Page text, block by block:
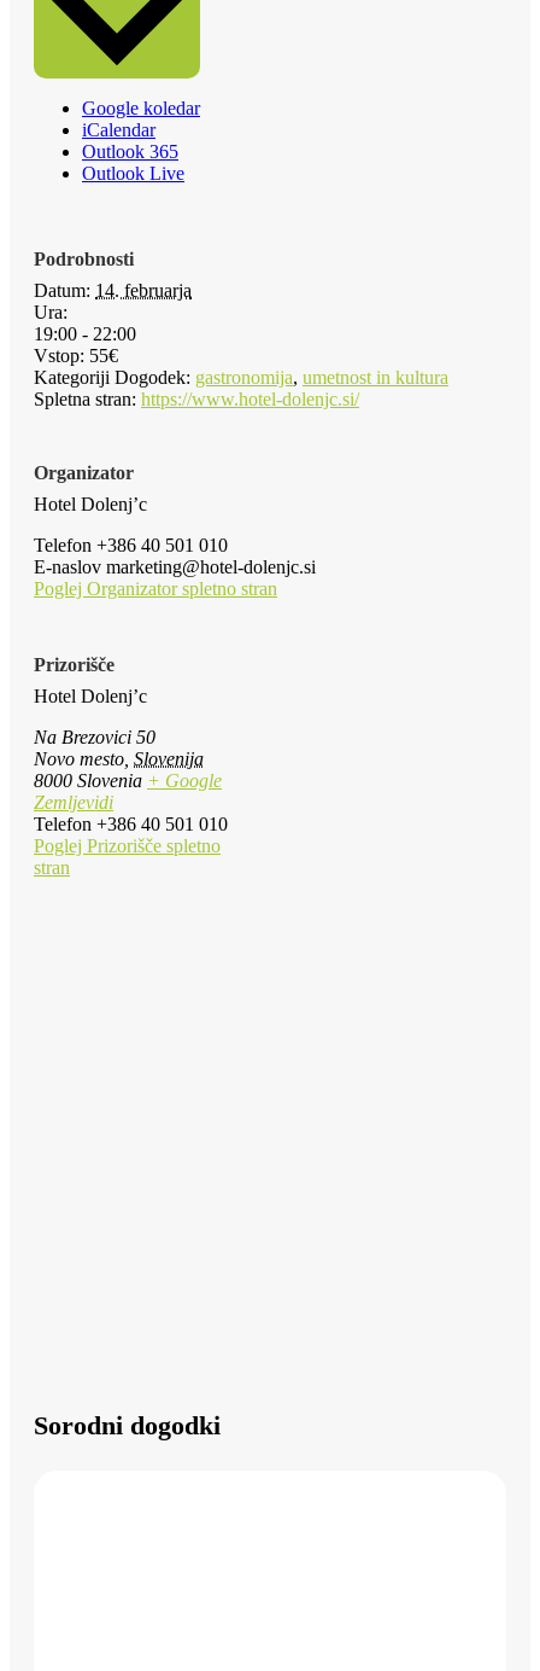
Google koledar
iCalendar
Outlook 365
Outlook Live
Podrobnosti
Datum: 14. februarja
Ura:
19:00 - 22:00
Vstop: 55€
Kategoriji Dogodek: gastronomija, umetnost in kultura
Spletna stran: https://www.hotel-dolenjc.si/
Organizator
Hotel Dolenj’c
Telefon +386 40 501 010
E-naslov marketing@hotel-dolenjc.si
Poglej Organizator spletno stran
Prizorišče
Hotel Dolenj’c
Na Brezovici 50
Novo mesto Slovenija
8000 Slovenia + Google
Zemljevidi
Telefon +386 40 501 010
Poglej Prizorišče spletno
stran
Sorodni dogodki